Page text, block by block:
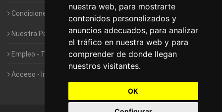
nuestra web, para mostrarte
contenidos personalizados y
anuncios adecuados, para analizar
el tráfico en nuestra web y para
comprender de donde llegan
nuestros visitantes.
OK
Condiciones de Alquiler de Yakart
Nuestra Política de Privacidad
Empleo - Trabaja con nosotros
Acceso - Intranet de Franquiciados